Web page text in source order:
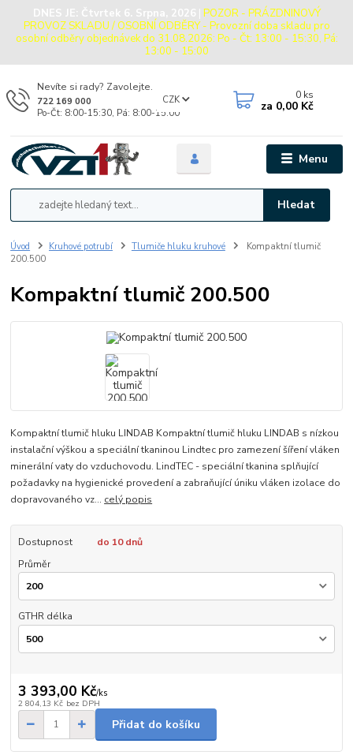
DNES JE: Čtvrtek 6. Srpna, 2026 | POZOR - PRÁZDNINOVÝ
PROVOZ SKLADU / OSOBNÍ ODBĚRY - Provozní doba skladu pro
osobní odběry objednávek do 31.08.2026: Po - Čt: 13:00 - 15:30, Pá:
13:00 - 15:00
Menu
CZK
Hledat
Nevíte si rady? Zavolejte.
722 169 000
Po-Čt: 8:00-15:30, Pá: 8:00-15:00
0 ks
za 0,00 Kč
Úvod Kruhové potrubí Tlumiče hluku kruhové
Kompaktní tlumič
200.500
Kompaktní tlumič 200.500
Kompaktní tlumič hluku LINDAB Kompaktní tlumič hluku LINDAB s nízkou
instalační výškou a speciální tkaninou Lindtec pro zamezení šíření vláken
minerální vaty do vzduchovodu. LindTEC - speciální tkanina splňující
požadavky na hygienické provedení a zabraňující úniku vláken izolace do
dopravovaného vz... celý popis
Dostupnost
do 10 dnů
Průměr
GTHR délka
3 393,00 Kč/ks
2 804,13 Kč bez DPH
Přidat do košíku